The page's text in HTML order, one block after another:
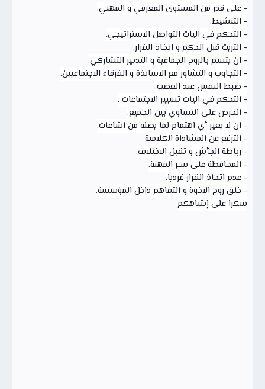
- على قدر من المستوى المعرفي و المهني.
- التنشيط.
- التحكم في اليات التواصل الاستراتيجي.
- التريث قبل الحكم و اتخاذ القرار.
- ان يتسم بالروح الجماعية و التدبير التشاركي.
- التجاوب و التشاور مع الاساتذة و الفرقاء الاجتماعيين.
- ضبط النفس عند الغضب.
- التحكم في اليات تسيير الاجتماعات .
- الحرص على التساوي بين الجميع.
- ان لا يعير أي اهتمام لما يصله من اشاعات.
- الترفع عن المشاداة الكلامية
- رباطة الجأش و تقبل الاختلاف.
- المحافظة على ســر المهنة.
- عدم اتخاذ القرار فرديا.
- خلق روح الاخوة و التفاهم داخل المؤسسة.
شكرا على إنتباهكم